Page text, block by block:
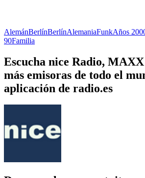
AlemánBerlínBerlínAlemaniaFunkAños
90Familia
Escucha nice Radio,
más emisoras de todo el
aplicación de radio.es